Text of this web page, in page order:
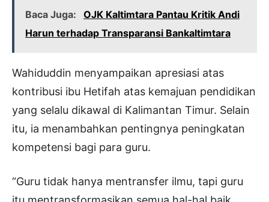
Baca Juga:
OJK Kaltimtara Pantau Kritik Andi
Harun terhadap Transparansi Bankaltimtara
Wahiduddin menyampaikan apresiasi atas
kontribusi ibu Hetifah atas kemajuan pendidikan
yang selalu dikawal di Kalimantan Timur. Selain
itu, ia menambahkan pentingnya peningkatan
kompetensi bagi para guru.
“Guru tidak hanya mentransfer ilmu, tapi guru